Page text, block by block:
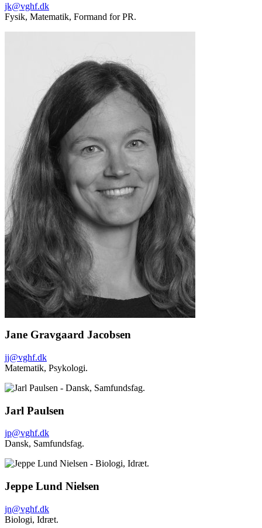
jk@vghf.dk
Fysik, Matematik, Formand for PR.
Jane Gravgaard Jacobsen
jj@vghf.dk
Matematik, Psykologi.
Jarl Paulsen
jp@vghf.dk
Dansk, Samfundsfag.
Jeppe Lund Nielsen
jn@vghf.dk
Biologi, Idræt.